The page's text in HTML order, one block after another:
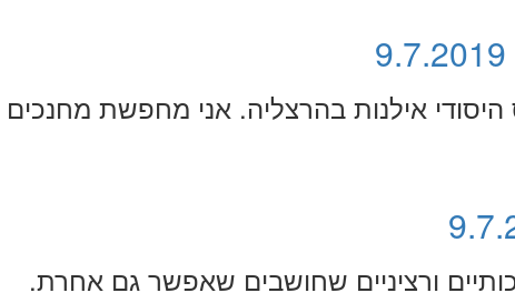
אילנות בהרצליה. אני מחפשת מחנכים
ורציניים שחושבים שאפשר גם אחרת.